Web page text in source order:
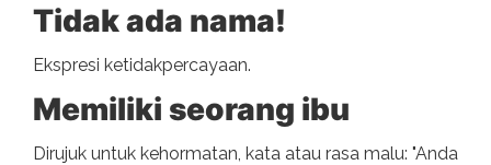
Tidak ada nama!
Ekspresi ketidakpercayaan.
Memiliki seorang ibu
Dirujuk untuk kehormatan, kata atau rasa malu: "Anda